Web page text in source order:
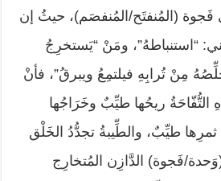
فَجوة (المُنفتَح/المُنفصَم)، حيثُ إن
“استنباطهُ”، ومَنْ “يَستخرِجُ
مِنْ تُرابِهِ فيلتمِعُ ويبرقُ”، فأنْ
التُّفّاحَةُ ريحُها طيِّبٌ وخَرَاجُها
طيِّبٌ، والطِّيبةُ تجدُّدُ الخَلْق
فَجوة) الدَّازِن المُتخارِج